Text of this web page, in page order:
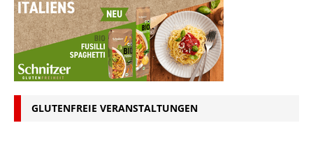
GLUTENFREIE VERANSTALTUNGEN